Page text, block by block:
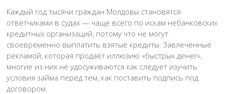
Каждый год тысячи граждан Молдовы становятся
ответчиками в судах — чаще всего по искам небанковских
кредитных организаций, потому что не могут
своевременно выплатить взятые кредиты. Завлечённые
рекламой, которая продаёт иллюзию «быстрых денег»,
многие из них не удосуживаются как следует изучить
условия займа перед тем, как поставить подпись под
договором.